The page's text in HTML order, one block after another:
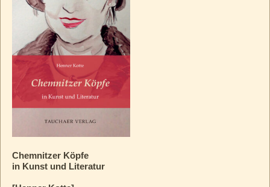
Chemnitzer Köpfe
in Kunst und Literatur